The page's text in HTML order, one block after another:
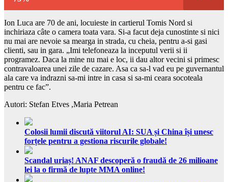
Ion Luca are 70 de ani, locuieste in cartierul Tomis Nord si
inchiriaza câte o camera toata vara. Si-a facut deja cunostinte si nici
nu mai are nevoie sa mearga in strada, cu cheia, pentru a-si gasi
clienti, sau in gara. „Imi telefoneaza la inceputul verii si ii
programez. Daca la mine nu mai e loc, ii dau altor vecini si primesc
contravaloarea unei zile de cazare. Asa ca sa-l vad eu pe guvernantul
ala care va indrazni sa-mi intre in casa si sa-mi ceara socoteala
pentru ce fac”.
Autori: Stefan Etves ,Maria Petrean
Colosii lumii discută viitorul AI: SUA și China își unesc
forțele pentru a gestiona riscurile globale!
Scandal uriaș! ANAF descoperă o fraudă de 26 milioane
lei la o firmă de lupte MMA online!